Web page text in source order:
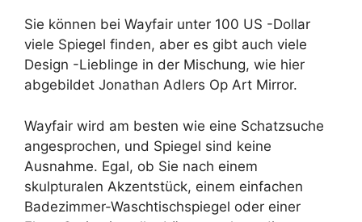
Sie können bei Wayfair unter 100 US -Dollar
viele Spiegel finden, aber es gibt auch viele
Design -Lieblinge in der Mischung, wie hier
abgebildet Jonathan Adlers Op Art Mirror.
Wayfair wird am besten wie eine Schatzsuche
angesprochen, und Spiegel sind keine
Ausnahme. Egal, ob Sie nach einem
skulpturalen Akzentstück, einem einfachen
Badezimmer-Waschtischspiegel oder einer